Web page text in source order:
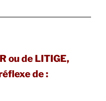
ou de LITIGE,
de :